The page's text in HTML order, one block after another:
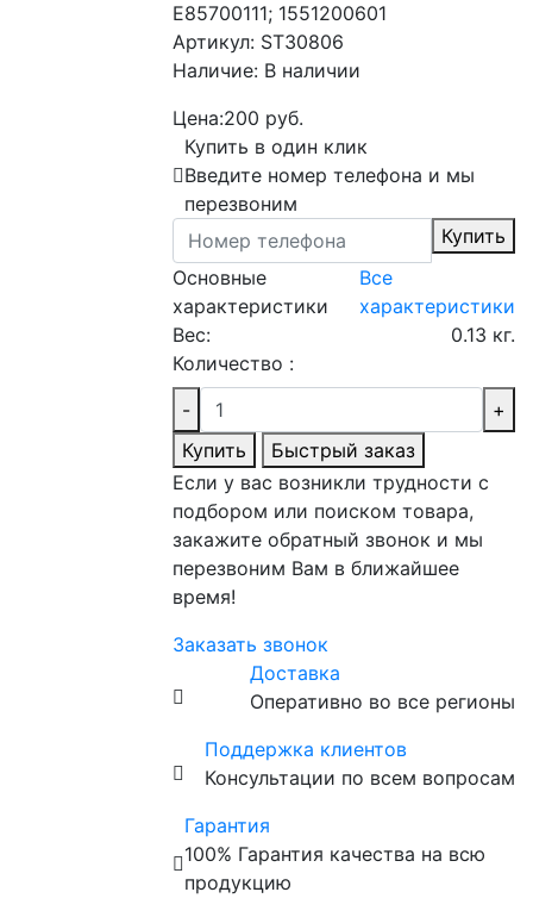
E85700111; 1551200601
Артикул: ST30806
Наличие: В наличии
Цена:200 руб.
Купить в один клик
Введите номер телефона и мы
перезвоним
Купить
Основные
характеристики
Все
характеристики
Вес:
0.13 кг.
Количество :
-
+
Купить
Быстрый заказ
Если у вас возникли трудности с
подбором или поиском товара,
закажите обратный звонок и мы
перезвоним Вам в ближайшее
время!
Заказать звонок
Доставка
Оперативно во все регионы
Поддержка клиентов
Консультации по всем вопросам
Гарантия
100% Гарантия качества на всю
продукцию